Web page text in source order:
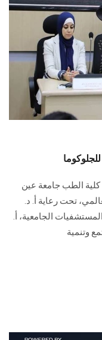
كلية الطب جامعة عين
تحت رعاية أ. د.
الجامعية، أ.
وتنمية